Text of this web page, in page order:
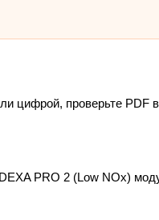
цифрой, проверьте PDF
PRO 2 (Low NOx)